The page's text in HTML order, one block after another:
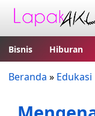
Bisnis Hiburan
Beranda » Edukasi